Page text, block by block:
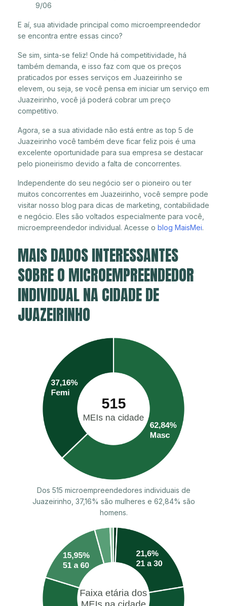
9/06
E aí, sua atividade principal como microempreendedor
se encontra entre essas cinco?
Se sim, sinta-se feliz! Onde há competitividade, há
também demanda, e isso faz com que os preços
praticados por esses serviços em Juazeirinho se
elevem, ou seja, se você pensa em iniciar um serviço em
Juazeirinho, você já poderá cobrar um preço
competitivo.
Agora, se a sua atividade não está entre as top 5 de
Juazeirinho você também deve ficar feliz pois é uma
excelente oportunidade para sua empresa se destacar
pelo pioneirismo devido a falta de concorrentes.
Independente do seu negócio ser o pioneiro ou ter
muitos concorrentes em Juazeirinho, você sempre pode
visitar nosso blog para dicas de marketing, contabilidade
e negócio. Eles são voltados especialmente para você,
microempreendedor individual. Acesse o blog MaisMei.
MAIS DADOS INTERESSANTES
SOBRE O MICROEMPREENDEDOR
INDIVIDUAL NA CIDADE DE
JUAZEIRINHO
Dos 515 microempreendedores individuais de
Juazeirinho, 37,16% são mulheres e 62,84% são
homens.